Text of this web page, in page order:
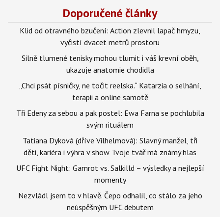
Doporučené články
Klid od otravného bzučení: Action zlevnil lapač hmyzu,
vyčistí dvacet metrů prostoru
Silně tlumené tenisky mohou tlumit i váš krevní oběh,
ukazuje anatomie chodidla
„Chci psát písničky, ne točit reelska.“ Katarzia o selhání,
terapii a online samotě
Tři Edeny za sebou a pak postel: Ewa Farna se pochlubila
svým rituálem
Tatiana Dyková (dříve Vilhelmová): Slavný manžel, tři
děti, kariéra i výhra v show Tvoje tvář má známý hlas
UFC Fight Night: Gamrot vs. Salkilld – výsledky a nejlepší
momenty
Nezvládl jsem to v hlavě. Čepo odhalil, co stálo za jeho
neúspěšným UFC debutem